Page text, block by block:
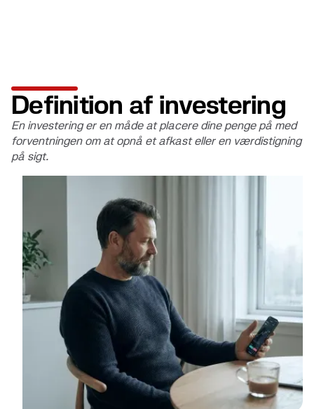
Definition af investering
En investering er en måde at placere dine penge på med
forventningen om at opnå et afkast eller en værdistigning
på sigt.